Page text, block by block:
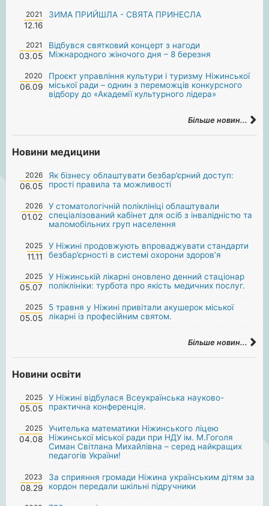
2021
12.16
ЗИМА ПРИЙШЛА - СВЯТА ПРИНЕСЛА
2021
03.05
Відбувся святковий концерт з нагоди
Міжнародного жіночого дня – 8 березня
2020
06.09
Проєкт управління культури і туризму Ніжинської
міської ради – однин з переможців конкурсного
відбору до «Академії культурного лідера»
Більше новин...
Новини медицини
2026
06.05
Як бізнесу облаштувати безбар’єрний доступ:
прості правила та можливості
2026
01.02
У стоматологічній поліклініці облаштували
спеціалізований кабінет для осіб з інвалідністю та
маломобільних груп населення
2025
11.11
У Ніжині продовжують впроваджувати стандарти
безбар’єрності в системі охорони здоров’я
2025
05.07
У Ніжинській лікарні оновлено денний стаціонар
поліклініки: турбота про якість медичних послуг.
2025
05.05
5 травня у Ніжині привітали акушерок міської
лікарні із професійним святом.
Більше новин...
Новини освіти
2025
05.05
У Ніжині відбулася Всеукраїнська науково-
практична конференція.
2025
04.08
Учителька математики Ніжинського ліцею
Ніжинської міської ради при НДУ ім. М.Гоголя
Симан Світлана Михайлівна – серед найкращих
педагогів України!
2023
08.29
За сприяння громади Ніжина українським дітям за
кордон передали шкільні підручники